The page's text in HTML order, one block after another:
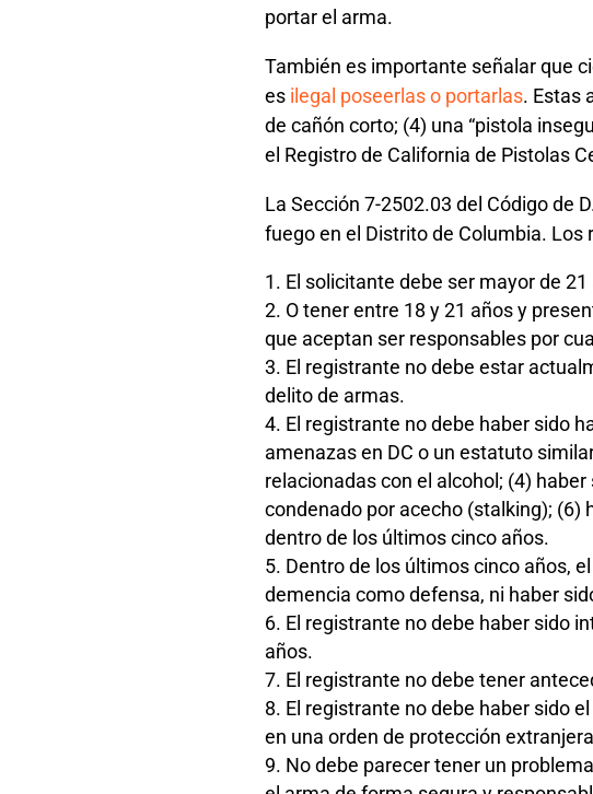
portar el arma.
También es importante señalar que
es ilegal poseerlas o portarlas. Estas
de cañón corto; (4) una “pistola
el Registro de California de Pistolas
La Sección 7-2502.03 del Código de
fuego en el Distrito de Columbia.
El solicitante debe ser mayor de 21
O tener entre 18 y 21 años y
que aceptan ser responsables por
El registrante no debe estar
delito de armas.
El registrante no debe haber sido
amenazas en DC o un estatuto
relacionadas con el alcohol; (4)
condenado por acecho (stalking); (6)
dentro de los últimos cinco años.
Dentro de los últimos cinco años,
demencia como defensa, ni haber
El registrante no debe haber sido
años.
El registrante no debe tener
El registrante no debe haber sido
en una orden de protección
No debe parecer tener un